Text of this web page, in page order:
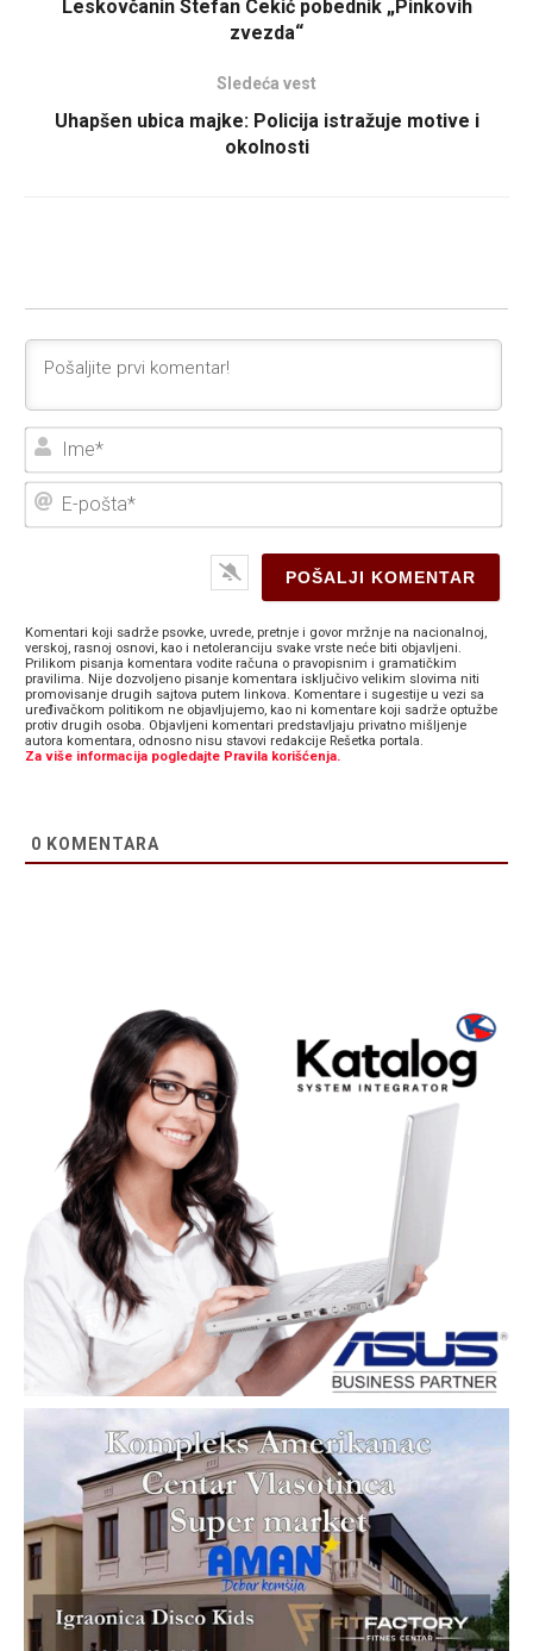
Leskovčanin Stefan Cekić pobednik „Pinkovih
zvezda“
Sledeća vest
Uhapšen ubica majke: Policija istražuje motive i
okolnosti
E-
Komentari koji sadrže psovke, uvrede, pretnje i govor mržnje na nacionalnoj,
verskoj, rasnoj osnovi, kao i netoleranciju svake vrste neće biti objavljeni.
Prilikom pisanja komentara vodite računa o pravopisnim i gramatičkim
pravilima. Nije dozvoljeno pisanje komentara isključivo velikim slovima niti
promovisanje drugih sajtova putem linkova. Komentare i sugestije u vezi sa
uređivačkom politikom ne objavljujemo, kao ni komentare koji sadrže optužbe
protiv drugih osoba. Objavljeni komentari predstavljaju privatno mišljenje
autora komentara, odnosno nisu stavovi redakcije Rešetka portala.
Za više informacija pogledajte Pravila korišćenja.
0 KOMENTARA